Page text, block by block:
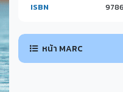
ISBN
หน้า MARC